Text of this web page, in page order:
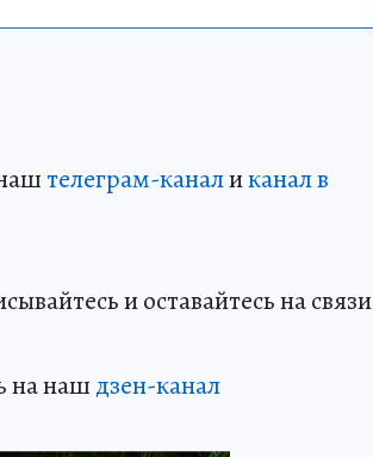
телеграм-каналиканал в
и оставайтесь на связи
на наш дзен-канал